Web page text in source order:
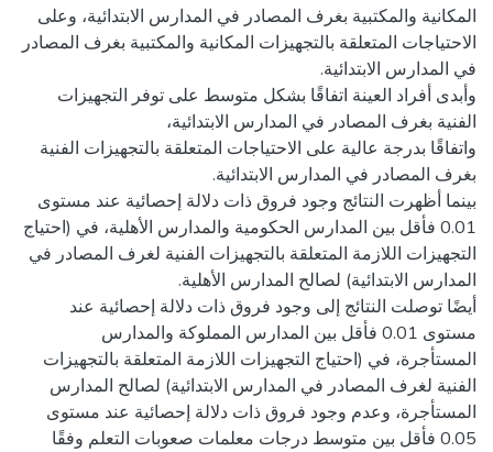
المكانية والمكتبية بغرف المصادر في المدارس الابتدائية، وعلى
الاحتياجات المتعلقة بالتجهيزات المكانية والمكتبية بغرف المصادر
وأبدى أفراد العينة اتفاقًا بشكل متوسط على توفر التجهيزات
واتفاقًا بدرجة عالية على الاحتياجات المتعلقة بالتجهيزات الفنية
بينما أظهرت النتائج وجود فروق ذات دلالة إحصائية عند مستوى
0.01 فأقل بين المدارس الحكومية والمدارس الأهلية، في (احتياج
التجهيزات اللازمة المتعلقة بالتجهيزات الفنية لغرف المصادر في
أيضًا توصلت النتائج إلى وجود فروق ذات دلالة إحصائية عند
مستوى 0.01 فأقل بين المدارس المملوكة والمدارس
المستأجرة، في (احتياج التجهيزات اللازمة المتعلقة بالتجهيزات
الفنية لغرف المصادر في المدارس الابتدائية) لصالح المدارس
المستأجرة، وعدم وجود فروق ذات دلالة إحصائية عند مستوى
0.05 فأقل بين متوسط درجات معلمات صعوبات التعلم وفقًا